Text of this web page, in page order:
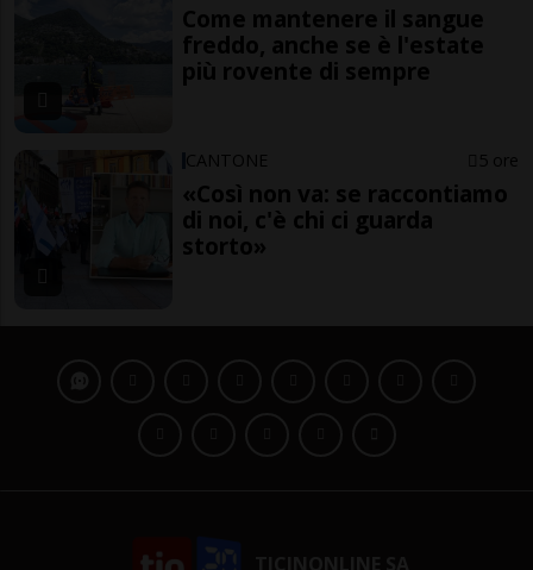
Come mantenere il sangue
freddo, anche se è l'estate
più rovente di sempre
CANTONE 5 ore
«Così non va: se raccontiamo
di noi, c'è chi ci guarda
storto»